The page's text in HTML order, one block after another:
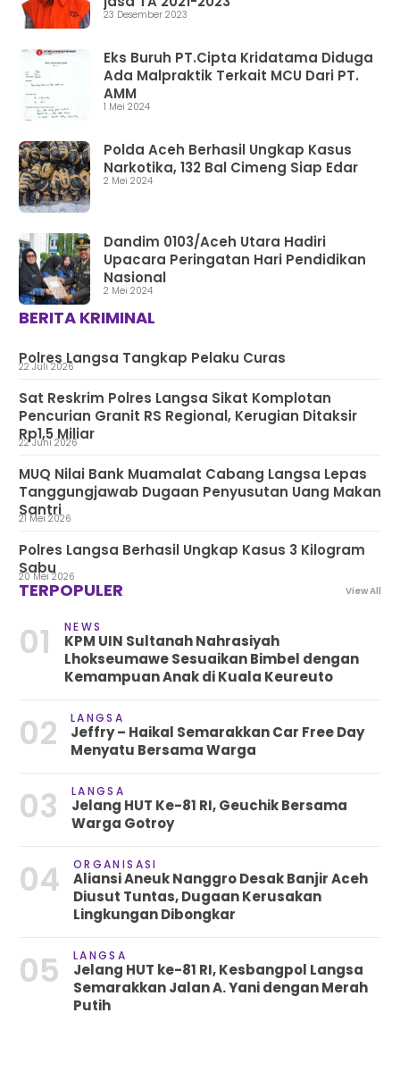
23 Desember 2023
Eks Buruh PT.Cipta Kridatama Diduga
Ada Malpraktik Terkait MCU Dari PT.
AMM
1 Mei 2024
Polda Aceh Berhasil Ungkap Kasus
Narkotika, 132 Bal Cimeng Siap Edar
2 Mei 2024
Dandim 0103/Aceh Utara Hadiri
Upacara Peringatan Hari Pendidikan
Nasional
2 Mei 2024
BERITA KRIMINAL
Polres Langsa Tangkap Pelaku Curas
22 Juli 2026
Sat Reskrim Polres Langsa Sikat Komplotan
Pencurian Granit RS Regional, Kerugian Ditaksir
Rp1,5 Miliar
22 Juni 2026
MUQ Nilai Bank Muamalat Cabang Langsa Lepas
Tanggungjawab Dugaan Penyusutan Uang Makan
Santri
21 Mei 2026
Polres Langsa Berhasil Ungkap Kasus 3 Kilogram
Sabu20 Mei 2026
TERPOPULER View All
01 NEWS
KPM UIN Sultanah Nahrasiyah
Lhokseumawe Sesuaikan Bimbel dengan
Kemampuan Anak di Kuala Keureuto
02 LANGSA
Jeffry – Haikal Semarakkan Car Free Day
Menyatu Bersama Warga
03 LANGSA
Jelang HUT Ke-81 RI, Geuchik Bersama
Warga Gotroy
04 ORGANISASI
Aliansi Aneuk Nanggro Desak Banjir Aceh
Diusut Tuntas, Dugaan Kerusakan
Lingkungan Dibongkar
05 LANGSA
Jelang HUT ke-81 RI, Kesbangpol Langsa
Semarakkan Jalan A. Yani dengan Merah
Putih